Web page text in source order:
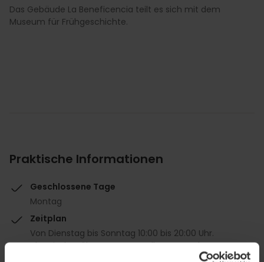
Das Gebäude La Beneficencia teilt es sich mit dem
Museum für Frühgeschichte.
Praktische Informationen
Geschlossene Tage
Montag
Zeitplan
Von Dienstag bis Sonntag 10:00 bis 20:00 Uhr.
Uhrzeit der Führungen, Vorstellungen und